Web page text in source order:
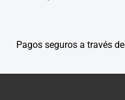
Pagos seguros a través de